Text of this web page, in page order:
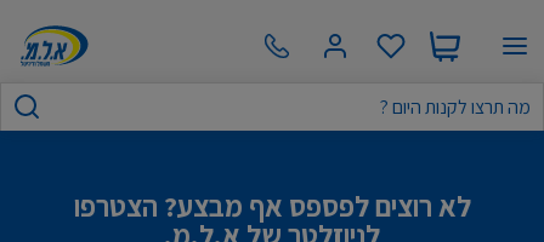
לא רוצים לפספס אף מבצע? הצטרפו